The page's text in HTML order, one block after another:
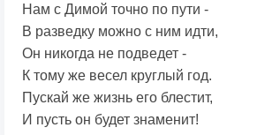
Нам с Димой точно по пути -
В разведку можно с ним идти,
Он никогда не подведет -
К тому же весел круглый год.
Пускай же жизнь его блестит,
И пусть он будет знаменит!